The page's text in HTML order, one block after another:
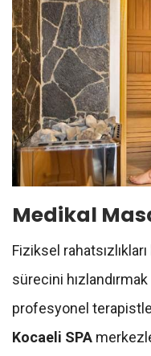
Medikal
Fiziksel
sürecini
profesyonel
Kocaeli SPA